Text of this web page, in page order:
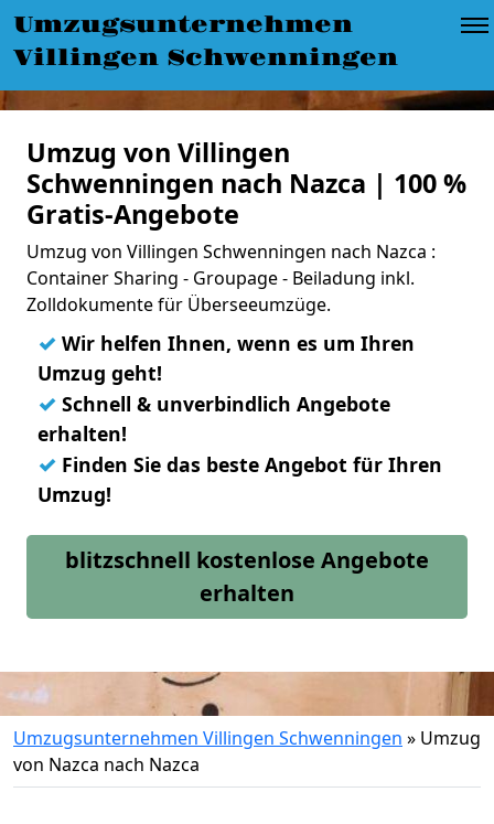
Umzugsunternehmen
Villingen Schwenningen
Umzug von Villingen
Schwenningen nach Nazca | 100 %
Gratis-Angebote
Umzug von Villingen Schwenningen nach Nazca :
Container Sharing - Groupage - Beiladung inkl.
Zolldokumente für Überseeumzüge.
✓ Wir helfen Ihnen, wenn es um Ihren
Umzug geht!
✓ Schnell & unverbindlich Angebote
erhalten!
✓ Finden Sie das beste Angebot für Ihren
Umzug!
blitzschnell kostenlose Angebote
erhalten
Umzugsunternehmen Villingen Schwenningen » Umzug
von Nazca nach Nazca